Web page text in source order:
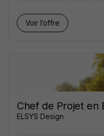
Voir l’offre
Chef de Projet en
ELSYS Design